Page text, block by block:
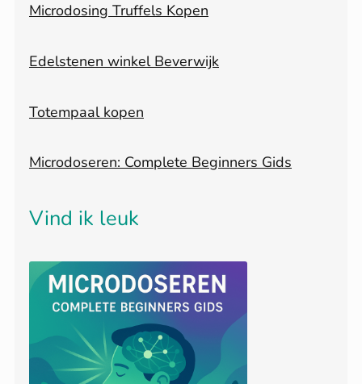
Microdosing Truffels Kopen
Edelstenen winkel Beverwijk
Totempaal kopen
Microdoseren: Complete Beginners Gids
Vind ik leuk